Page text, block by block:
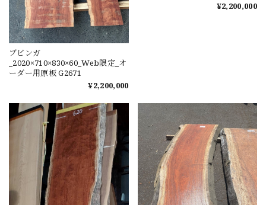
ブビンガ
_2020×710×830×60_Web限定_オ
ーダー用原板 G2671
¥2,200,000
¥2,200,000